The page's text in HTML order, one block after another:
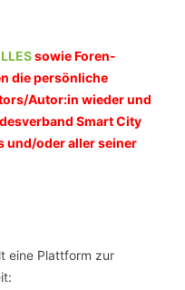
sowie Foren-
die persönliche
Autor:in wieder und
Smart City
und/oder aller seiner
eine Plattform zur